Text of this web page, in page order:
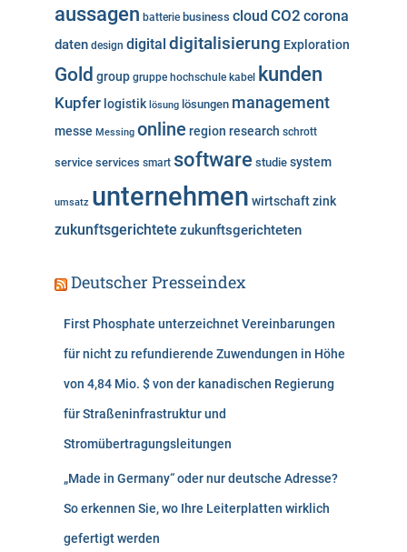
i
n
aussagen batterie business cloud CO2 corona
daten design digital digitalisierung Exploration
Gold group gruppe hochschule kabel kunden
Kupfer logistik lösung lösungen management
messe Messing online region research schrott
service services smart software studie system
umsatz unternehmen wirtschaftzink
zukunftsgerichtete zukunftsgerichteten
Deutscher Presseindex
First Phosphate unterzeichnet Vereinbarungen
für nicht zu refundierende Zuwendungen in Höhe
von 4,84 Mio. $ von der kanadischen Regierung
für Straßeninfrastruktur und
Stromübertragungsleitungen
„Made in Germany“ oder nur deutsche Adresse?
So erkennen Sie, wo Ihre Leiterplatten wirklich
gefertigt werden